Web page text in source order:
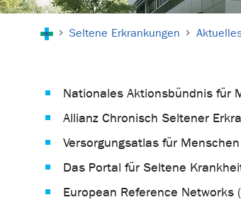
Seltene Erkrankungen
Nationales Aktionsbündnis für
Allianz Chronisch Seltener
Versorgungsatlas für
Das Portal für Seltene
European Reference Networks (